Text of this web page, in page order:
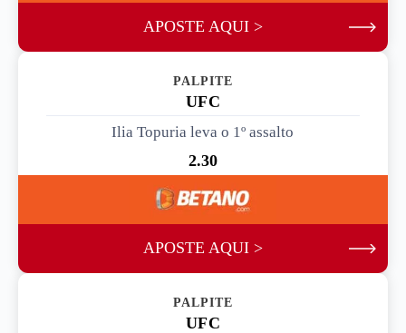
APOSTE AQUI >
Ilia Topuria leva o 1º assalto
UFC
2.30
APOSTE AQUI >
UFC